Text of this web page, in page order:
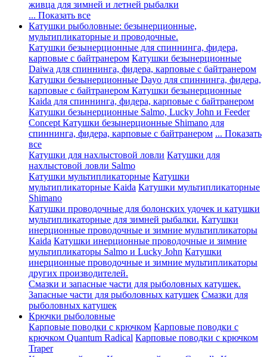
живца для зимней и летней рыбалки
... Показать все
Катушки рыболовные: безынерционные,
мультипликаторные и проводочные.
Катушки безынерционные для спиннинга, фидера,
карповые с байтранером Катушки безынерционные
Daiwa для спиннинга, фидера, карповые с байтранером
Катушки безынерционные Dayo для спиннинга, фидера,
карповые с байтранером Катушки безынерционные
Kaida для спиннинга, фидера, карповые с байтранером
Катушки безынерционные Salmo, Lucky John и Feeder
Concept Катушки безынерционные Shimano для
спиннинга, фидера, карповые с байтранером ... Показать
все
Катушки для нахлыстовой ловли Катушки для
нахлыстовой ловли Salmo
Катушки мультипликаторные Катушки
мультипликаторные Kaida Катушки мультипликаторные
Shimano
Катушки проводочные для болонских удочек и катушки
мультипликаторные для зимней рыбалки. Катушки
инерционные проводочные и зимние мультипликаторы
Kaida Катушки инерционные проводочные и зимние
мультипликаторы Salmo и Lucky John Катушки
инерционные проводочные и зимние мультипликаторы
других производителей.
Смазки и запасные части для рыболовных катушек.
Запасные части для рыболовных катушек Смазки для
рыболовных катушек
Крючки рыболовные
Карповые поводки с крючком Карповые поводки с
крючком Quantum Radical Карповые поводки с крючком
Traper